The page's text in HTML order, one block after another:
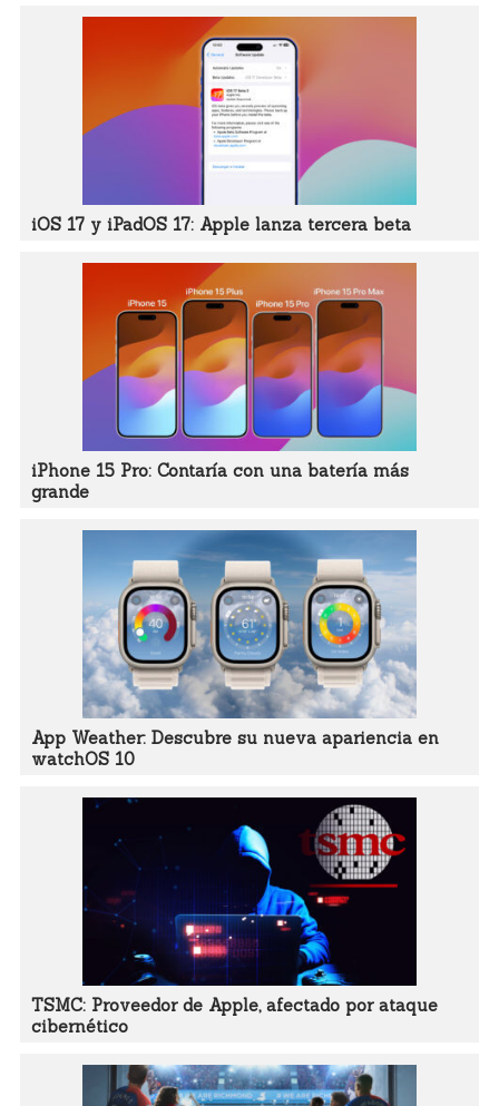
iOS 17 y iPadOS 17: Apple lanza tercera beta
iPhone 15 Pro: Contaría con una batería más
grande
App Weather: Descubre su nueva apariencia en
watchOS 10
TSMC: Proveedor de Apple, afectado por ataque
cibernético